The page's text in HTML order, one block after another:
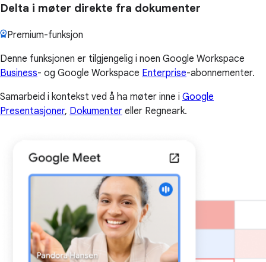
Delta i møter direkte fra dokumenter
Premium-funksjon
Denne funksjonen er tilgjengelig i noen Google Workspace
Business- og Google Workspace Enterprise-abonnementer.
Samarbeid i kontekst ved å ha møter inne i Google
Presentasjoner, Dokumenter eller Regneark.